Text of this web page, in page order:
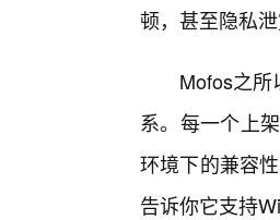
顿，甚至隐私
Mofos之所
系。每一个上
环境下的兼容
告诉你它支持